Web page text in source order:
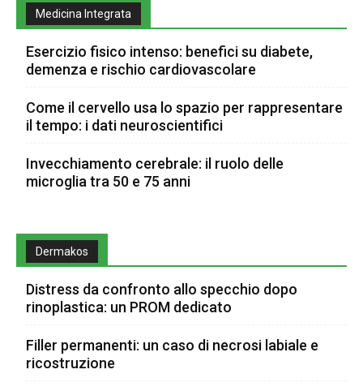
Medicina Integrata
Esercizio fisico intenso: benefici su diabete,
demenza e rischio cardiovascolare
Come il cervello usa lo spazio per rappresentare
il tempo: i dati neuroscientifici
Invecchiamento cerebrale: il ruolo delle
microglia tra 50 e 75 anni
Dermakos
Distress da confronto allo specchio dopo
rinoplastica: un PROM dedicato
Filler permanenti: un caso di necrosi labiale e
ricostruzione